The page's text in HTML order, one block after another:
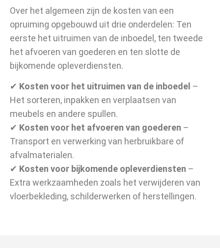
Over het algemeen zijn de kosten van een
opruiming opgebouwd uit drie onderdelen: Ten
eerste het uitruimen van de inboedel, ten tweede
het afvoeren van goederen en ten slotte de
bijkomende opleverdiensten.
✔ Kosten voor het uitruimen van de inboedel –
Het sorteren, inpakken en verplaatsen van
meubels en andere spullen.
✔ Kosten voor het afvoeren van goederen –
Transport en verwerking van herbruikbare of
afvalmaterialen.
✔ Kosten voor bijkomende opleverdiensten –
Extra werkzaamheden zoals het verwijderen van
vloerbekleding, schilderwerken of herstellingen.